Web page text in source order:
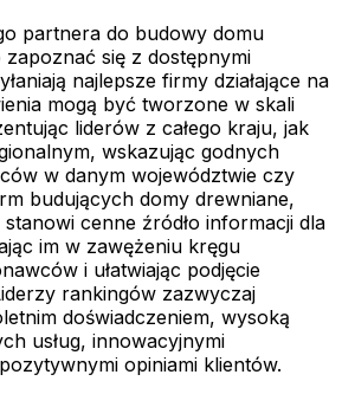
partnera do budowy domu
się z dostępnymi
najlepsze firmy działające na
mogą być tworzone w skali
liderów z całego kraju, jak
wskazując godnych
w danym województwie czy
budujących domy drewniane,
cenne źródło informacji dla
im w zawężeniu kręgu
i ułatwiając podjęcie
rankingów zazwyczaj
doświadczeniem, wysoką
usług, innowacyjnymi
opiniami klientów.